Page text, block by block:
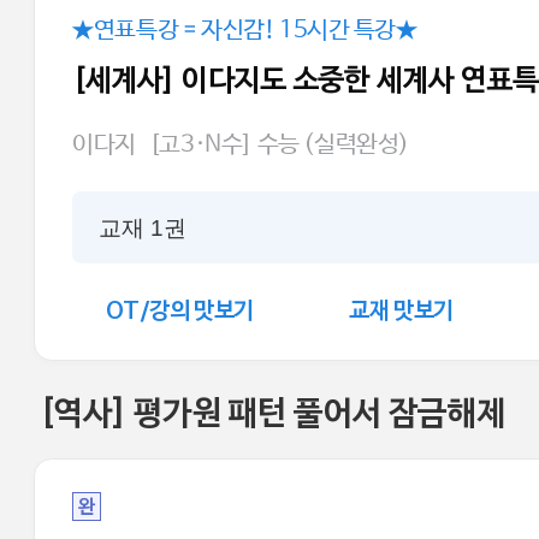
★연표특강 = 자신감! 15시간 특강★
[세계사] 이다지도 소중한 세계사 연표
이다지 [고3·N수] 수능 (실력완성)
교재 1권
OT/강의 맛보기 교재 맛보기
[역사] 평가원 패턴 풀어서 잠금해제
완